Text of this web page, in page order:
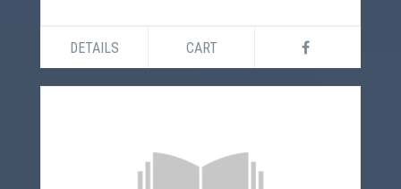
DETAILS CART